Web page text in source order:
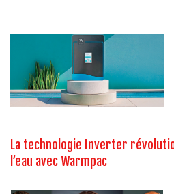
La technologie Inverter
l’eau avec Warmpac